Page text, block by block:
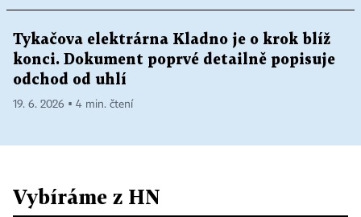
Tykačova elektrárna Kladno je o krok blíž
konci. Dokument poprvé detailně popisuje
odchod od uhlí
19. 6. 2026 ▪ 4 min. čtení
Vybíráme z HN